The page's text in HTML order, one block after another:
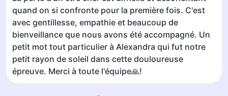
quand on si confronte pour la première fois. C'est
avec gentillesse, empathie et beaucoup de
bienveillance que nous avons été accompagné. Un
petit mot tout particulier à Alexandra qui fut notre
petit rayon de soleil dans cette douloureuse
épreuve. Merci à toute l'équipe🙏!